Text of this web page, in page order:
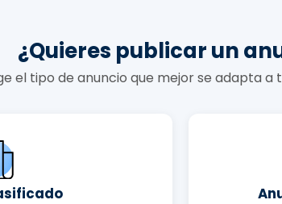
¿Quieres publicar un
el tipo de anuncio que mejor se adapta a